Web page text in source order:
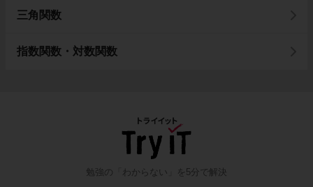
三角関数
指数関数・対数関数
勉強の「わからない」を5分で解決